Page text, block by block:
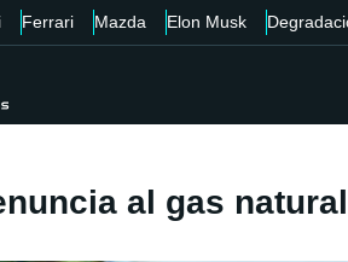
Ferrari Mazda Elon Musk
al gas